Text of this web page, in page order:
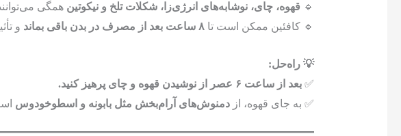
🔹 قهوه، چای، نوشابه‌های انرژی‌زا، شکلات تلخ و نیکوتین همگی
🔹 کافئین ممکن است تا ۸ ساعت بعد از مصرف در بدن باقی بماند و
💡 راه‌حل:
✅ بعد از ساعت ۶ عصر از نوشیدن قهوه و چای پرهیز کنید.
✅ به جای قهوه، از دمنوش‌های آرام‌بخش مثل بابونه و اسطوخودوس